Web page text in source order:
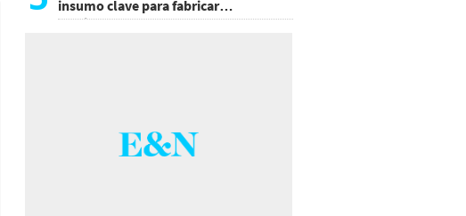
insumo clave para fabricar
semiconductores y paneles